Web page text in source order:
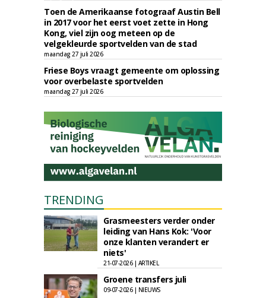
Toen de Amerikaanse fotograaf Austin Bell
in 2017 voor het eerst voet zette in Hong
Kong, viel zijn oog meteen op de
velgekleurde sportvelden van de stad
maandag 27 juli 2026
Friese Boys vraagt gemeente om oplossing
voor overbelaste sportvelden
maandag 27 juli 2026
TRENDING
Grasmeesters verder onder
leiding van Hans Kok: 'Voor
onze klanten verandert er
niets'
21-07-2026 | ARTIKEL
Groene transfers juli
09-07-2026 | NIEUWS